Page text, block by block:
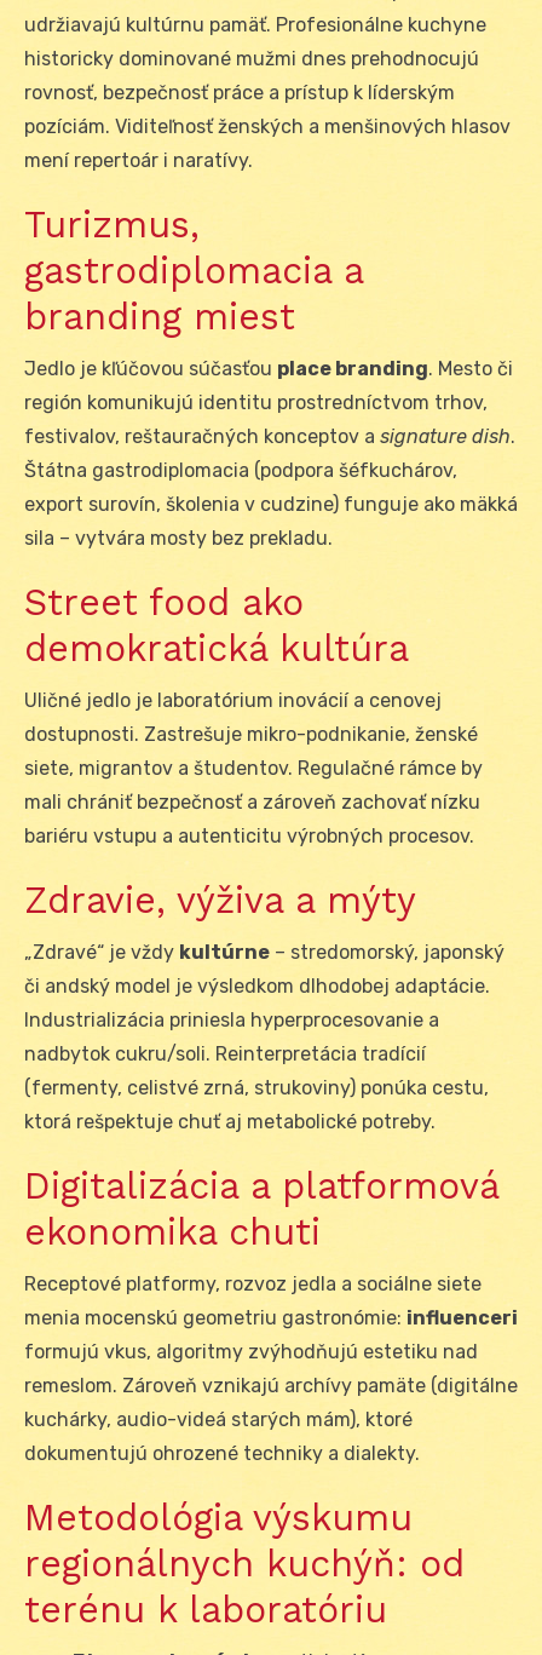
udržiavajú kultúrnu pamäť. Profesionálne kuchyne
historicky dominované mužmi dnes prehodnocujú
rovnosť, bezpečnosť práce a prístup k líderským
pozíciám. Viditeľnosť ženských a menšinových hlasov
mení repertoár i naratívy.
Turizmus,
gastrodiplomacia a
branding miest
Jedlo je kľúčovou súčasťou place branding. Mesto či
región komunikujú identitu prostredníctvom trhov,
festivalov, reštauračných konceptov a signature dish.
Štátna gastrodiplomacia (podpora šéfkuchárov,
export surovín, školenia v cudzine) funguje ako mäkká
sila – vytvára mosty bez prekladu.
Street food ako
demokratická kultúra
Uličné jedlo je laboratórium inovácií a cenovej
dostupnosti. Zastrešuje mikro-podnikanie, ženské
siete, migrantov a študentov. Regulačné rámce by
mali chrániť bezpečnosť a zároveň zachovať nízku
bariéru vstupu a autenticitu výrobných procesov.
Zdravie, výživa a mýty
„Zdravé“ je vždy kultúrne – stredomorský, japonský
či andský model je výsledkom dlhodobej adaptácie.
Industrializácia priniesla hyperprocesovanie a
nadbytok cukru/soli. Reinterpretácia tradícií
(fermenty, celistvé zrná, strukoviny) ponúka cestu,
ktorá rešpektuje chuť aj metabolické potreby.
Digitalizácia a platformová
ekonomika chuti
Receptové platformy, rozvoz jedla a sociálne siete
menia mocenskú geometriu gastronómie: influenceri
formujú vkus, algoritmy zvýhodňujú estetiku nad
remeslom. Zároveň vznikajú archívy pamäte (digitálne
kuchárky, audio-videá starých mám), ktoré
dokumentujú ohrozené techniky a dialekty.
Metodológia výskumu
regionálnych kuchýň: od
terénu k laboratóriu